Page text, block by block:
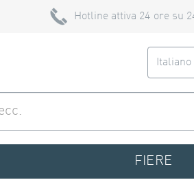
Hotline attiva 24 ore su
Italiano
FIERE